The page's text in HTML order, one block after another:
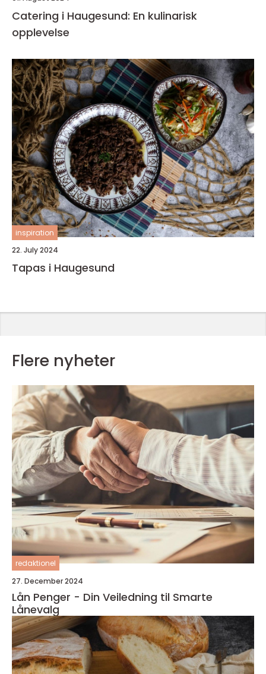
Catering i Haugesund: En kulinarisk
opplevelse
inspiration
22. July 2024
Tapas i Haugesund
Flere nyheter
redaktionel
27. December 2024
Lån Penger - Din Veiledning til Smarte
Lånevalg